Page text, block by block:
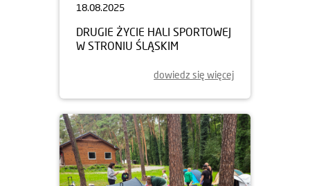
18.08.2025
DRUGIE ŻYCIE HALI SPORTOWEJ
W STRONIU ŚLĄSKIM
dowiedz się więcej